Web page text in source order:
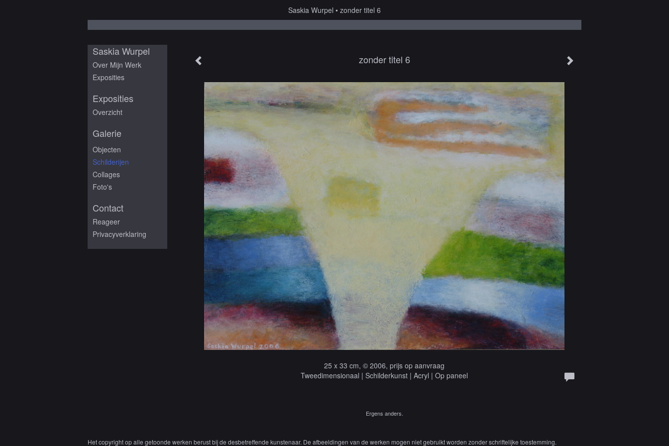
Saskia Wurpel zonder titel 6
zonder titel 6
25 x 33 cm, © 2006, prijs op aanvraag
Tweedimensionaal | Schilderkunst | Acryl | Op paneel
Ergens anders.
Saskia Wurpel
Over Mijn Werk
Exposities
Exposities
Overzicht
Galerie
Objecten
Schilderijen
Collages
Foto's
Contact
Reageer
Privacyverklaring
Het copyright op alle getoonde werken berust bij de desbetreffende kunstenaar. De afbeeldingen van de werken mogen niet gebruikt worden zonder schriftelijke toestemming.